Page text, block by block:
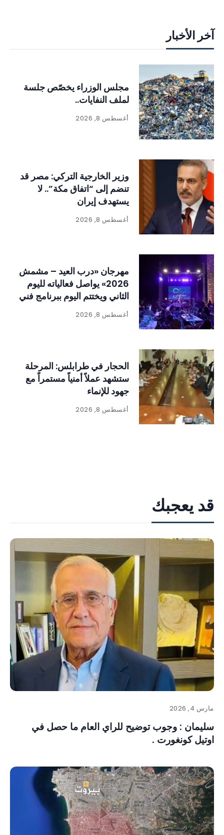
آخر الأخبار
مجلس الوزراء يخصّص جلسة
لملف النفايات..
أغسطس 8, 2026
وزير الخارجية التركي: مصر قد
تنضم إلى “اتفاق مكة”.. لا
يستهدف إيران
أغسطس 8, 2026
مهرجان «درب العيد – مشمش
2026» يواصل فعالياته لليوم
الثاني ويختتم اليوم ببرنامج فني
وتراثي حافل
أغسطس 8, 2026
الحجار في طرابلس: المرحلة
ستشهد عملاً أمنياً مستمراً مع
جهود للإنماء
أغسطس 8, 2026
قد يعجبك
مارس 4, 2026
سليمان : وجوب توضيح للراي العام ما حصل في
اوتيل كونغورت .